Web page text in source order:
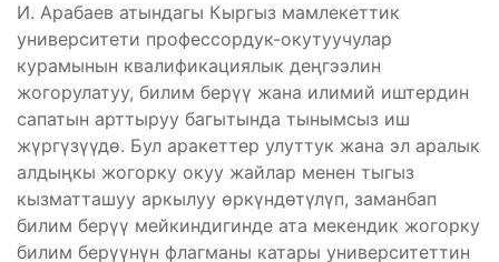
И. Арабаев атындагы Кыргыз мамлекеттик
университети профессордук-окутуучулар
курамынын квалификациялык деңгээлин
жогорулатуу, билим берүү жана илимий иштердин
сапатын арттыруу багытында тынымсыз иш
жүргүзүүдө. Бул аракеттер улуттук жана эл аралык
алдыңкы жогорку окуу жайлар менен тыгыз
кызматташуу аркылуу өркүндөтүлүп, заманбап
билим берүү мейкиндигинде ата мекендик жогорку
билим берүүнүн флагманы катары университеттин